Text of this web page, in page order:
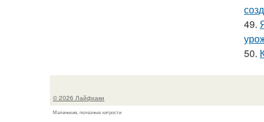
49.
50.
© 2026 Лайфхаки
Маленькие, полезные хитрости